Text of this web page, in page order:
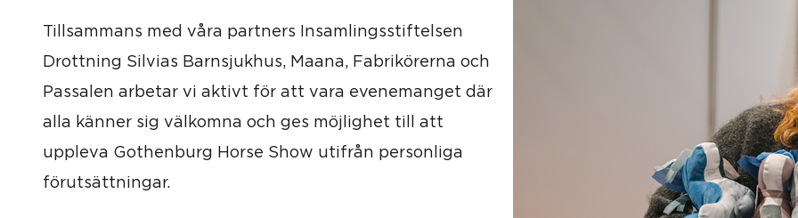
Tillsammans med våra partners Insamlingsstiftelsen
Drottning Silvias Barnsjukhus, Maana, Fabrikörerna och
Passalen arbetar vi aktivt för att vara evenemanget där
alla känner sig välkomna och ges möjlighet till att
uppleva Gothenburg Horse Show utifrån personliga
förutsättningar.